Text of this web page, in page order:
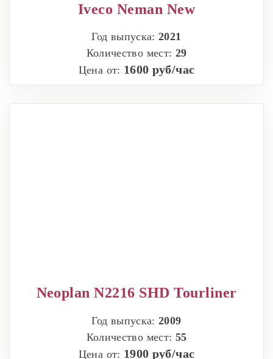
Iveco Neman New
Год выпуска:2021
Количество мест: 29
Цена от: 1600 руб/час
Neoplan N2216 SHD Tourliner
Год выпуска:2009
Количество мест: 55
Цена от: 1900 руб/час